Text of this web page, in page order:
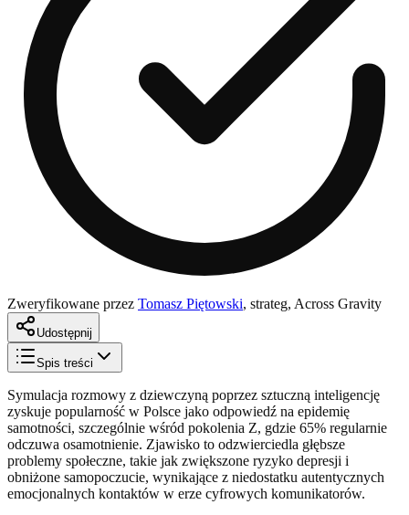
Zweryfikowane przez Tomasz Piętowski, strateg, Across Gravity
Udostępnij
Spis treści
Symulacja rozmowy z dziewczyną poprzez sztuczną inteligencję
zyskuje popularność w Polsce jako odpowiedź na epidemię
samotności, szczególnie wśród pokolenia Z, gdzie 65% regularnie
odczuwa osamotnienie. Zjawisko to odzwierciedla głębsze
problemy społeczne, takie jak zwiększone ryzyko depresji i
obniżone samopoczucie, wynikające z niedostatku autentycznych
emocjonalnych kontaktów w erze cyfrowych komunikatorów.